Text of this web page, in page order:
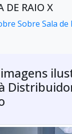
DE RAIO X
Sobre Sala de